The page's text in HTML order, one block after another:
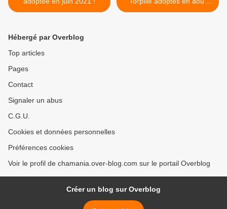
2022 ! >
Hébergé par Overblog
Top articles
Pages
Contact
Signaler un abus
C.G.U.
Cookies et données personnelles
Préférences cookies
Voir le profil de chamania.over-blog.com sur le portail Overblog
Créer un blog sur Overblog